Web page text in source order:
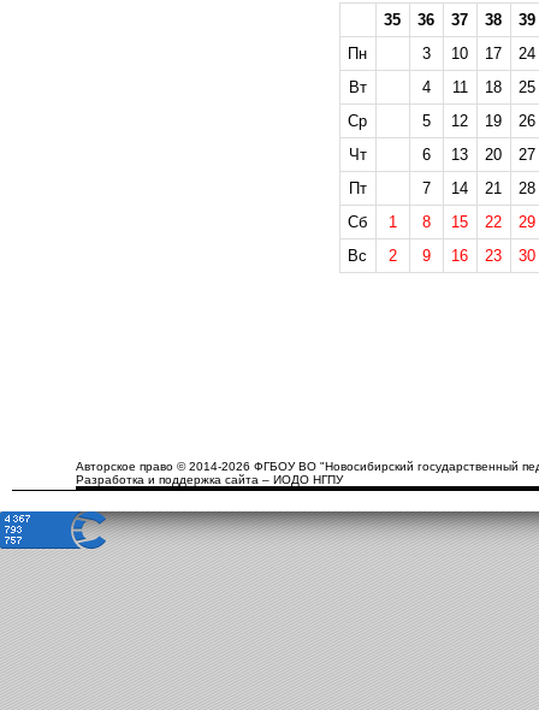
35 36 37 38
39
Пн
3 10 17
24
Вт
4 11 18
25
Ср
5 12 19
26
Чт
6 13 20
27
Пт
7 14 21
28
Сб
1 8 15 22
29
Вс
2 9 16 23 30
Авторское право © 2014-2026 ФГБОУ ВО "Новосибирский государственный
Разработка и поддержка сайта – ИОДО НГПУ